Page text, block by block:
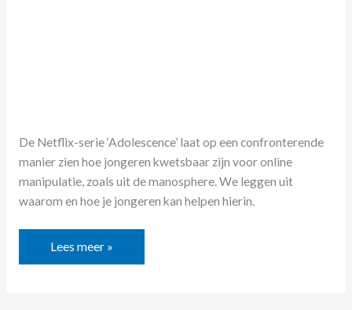
De Netflix-serie ‘Adolescence’ laat op een confronterende
manier zien hoe jongeren kwetsbaar zijn voor online
manipulatie, zoals uit de manosphere. We leggen uit
waarom en hoe je jongeren kan helpen hierin.
Lees meer »